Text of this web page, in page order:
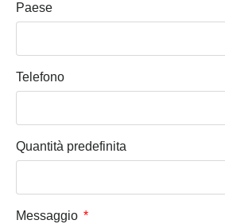
Paese
Telefono
Quantità predefinita
Messaggio